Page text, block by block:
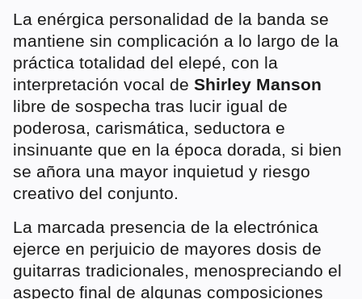
La enérgica personalidad de la banda se
mantiene sin complicación a lo largo de la
práctica totalidad del elepé, con la
interpretación vocal de Shirley Manson
libre de sospecha tras lucir igual de
poderosa, carismática, seductora e
insinuante que en la época dorada, si bien
se añora una mayor inquietud y riesgo
creativo del conjunto.
La marcada presencia de la electrónica
ejerce en perjuicio de mayores dosis de
guitarras tradicionales, menospreciando el
aspecto final de algunas composiciones